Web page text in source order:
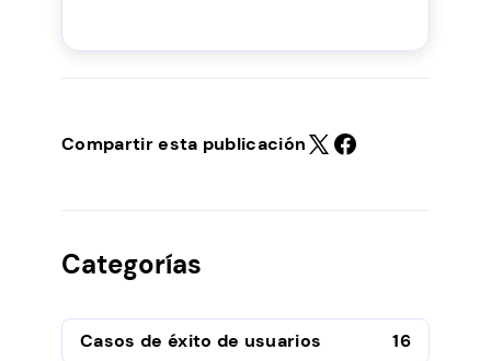
Compartir esta publicación
Categorías
Casos de éxito de usuarios
16